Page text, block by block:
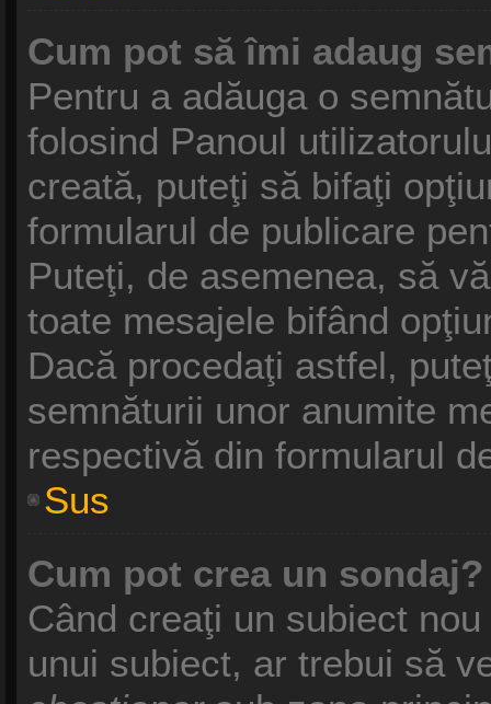
Cum pot să îmi adaug
Pentru a adăuga o
folosind Panoul
creată, puteţi să bifaţi
formularul de publicare
Puteţi, de asemenea, să
toate mesajele bifând
Dacă procedaţi astfel,
semnăturii unor anumite
respectivă din formularul
Sus
Cum pot crea un sondaj?
Când creaţi un subiect
unui subiect, ar trebui să